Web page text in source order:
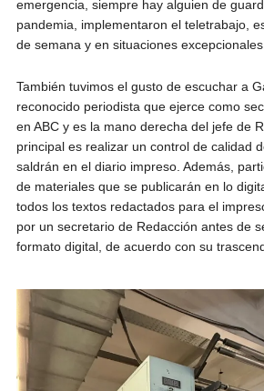
emergencia, siempre hay alguien de
pandemia, implementaron el teletrabajo,
de semana y en situaciones excepcionales.
También tuvimos el gusto de escuchar a
reconocido periodista que ejerce como
en ABC y es la mano derecha del jefe de
principal es realizar un control de calidad
saldrán en el diario impreso. Además,
de materiales que se publicarán en lo
todos los textos redactados para el
por un secretario de Redacción antes de
formato digital, de acuerdo con su